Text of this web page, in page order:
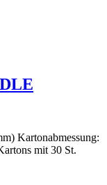
Kartonabmessung:
mit 30 St.